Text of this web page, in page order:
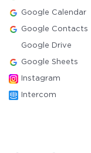
Google Calendar
Google Contacts
Google Drive
Google Sheets
Instagram
Intercom